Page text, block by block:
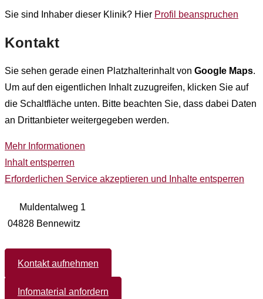
Sie sind Inhaber dieser Klinik? Hier Profil beanspruchen
Kontakt
Sie sehen gerade einen Platzhalterinhalt von Google Maps.
Um auf den eigentlichen Inhalt zuzugreifen, klicken Sie auf
die Schaltfläche unten. Bitte beachten Sie, dass dabei Daten
an Drittanbieter weitergegeben werden.
Mehr Informationen
Inhalt entsperren
Erforderlichen Service akzeptieren und Inhalte entsperren
Muldentalweg 1
04828 Bennewitz
Kontakt aufnehmen
Infomaterial anfordern